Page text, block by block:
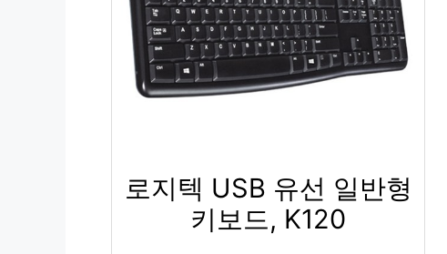
로지텍 USB 유선 일반형
키보드, K120